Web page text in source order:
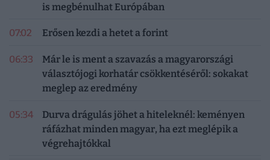
is megbénulhat Európában
07:02 Erősen kezdi a hetet a forint
06:33
Már le is ment a szavazás a magyarországi
választójogi korhatár csökkentéséről: sokakat
meglep az eredmény
05:34
Durva drágulás jöhet a hiteleknél: keményen
ráfázhat minden magyar, ha ezt meglépik a
végrehajtókkal